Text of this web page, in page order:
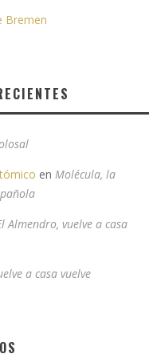
Bremen
en Molécula, la
Almendro, vuelve a casa
a casa vuelve